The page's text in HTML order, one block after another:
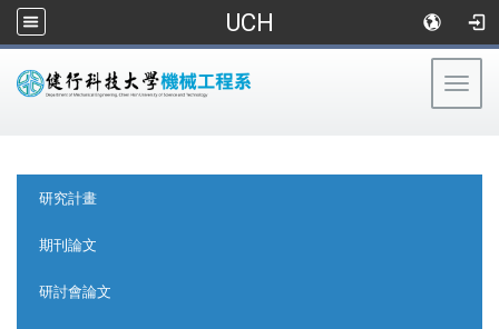
UCH
研究計畫
期刊論文
研討會論文